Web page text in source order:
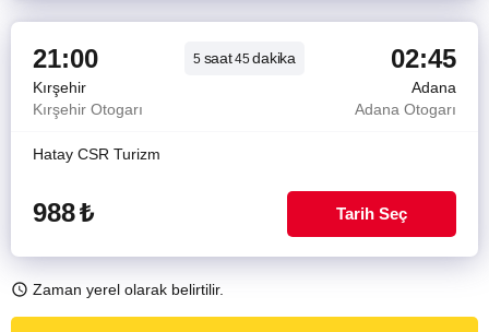
21:00 5 saat45dakika 02:45
Kırşehir
Adana
Kırşehir Otogarı
Adana Otogarı
Hatay CSR Turizm
988₺ Tarih Seç
Zaman yerel olarak belirtilir.